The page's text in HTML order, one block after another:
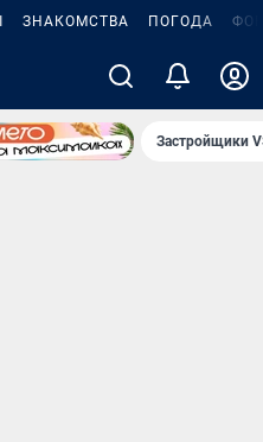
ЗНАКОМСТВА ПОГОДА
Застройщики